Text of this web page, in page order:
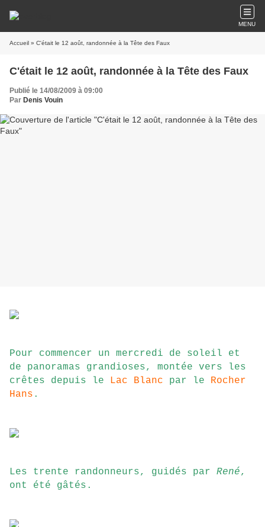
MENU
Accueil » C'était le 12 août, randonnée à la Tête des Faux
C'était le 12 août, randonnée à la Tête des Faux
Publié le 14/08/2009 à 09:00
Par Denis Vouin
Pour commencer un mercredi de soleil et
de panoramas grandioses, montée vers les
crêtes depuis le Lac Blanc par le Rocher
Hans .
Les trente randonneurs, guidés par René,
ont été gâtés.